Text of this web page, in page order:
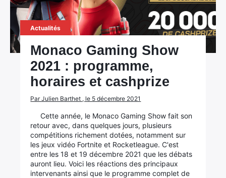
Actualités
Monaco Gaming Show
2021 : programme,
horaires et cashprize
Par Julien Barthet , le 5 décembre 2021
Cette année, le Monaco Gaming Show fait son
retour avec, dans quelques jours, plusieurs
compétitions richement dotées, notamment sur
les jeux vidéo Fortnite et Rocketleague. C'est
entre les 18 et 19 décembre 2021 que les débats
auront lieu. Voici les réactions des principaux
intervenants ainsi que le programme complet de